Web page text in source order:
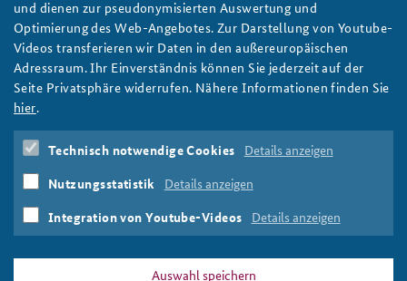
Anfahrt
Freundeskreis
Deutsches Forum Sicherheitspolitik
Arbeitskreis "Junge Sicherheitspolitiker"
Das Sicherheitspolitische Gespräch an der BAKS
Studierendenkonferenz Sicherheitspolitik gestalten
Newsletter-Archiv
Europa
Im Zeichen des bevorstehenden deutschen OSZE-Vorsitzes
2016 veranstaltet die BAKS in Kooperation mit drei Partnern in
Warschau eine Konferenz zum 25. Jubiläum der Charta von
Paris.
weiter
OSZE,Charta von Paris, Kalter Krieg,Warschauer
Konferenz
und dienen zur pseudonymisierten Auswertung und
Optimierung des Web-Angebotes. Zur Darstellung von Youtube-
Videos transferieren wir Daten in den außereuropäischen
Adressraum. Ihr Einverständnis können Sie jederzeit auf der
Seite Privatsphäre widerrufen. Nähere Informationen finden Sie
hier.
Technisch notwendige Cookies Details anzeigen
Nutzungsstatistik Details anzeigen
Integration von Youtube-Videos Details anzeigen
Auswahl speichern